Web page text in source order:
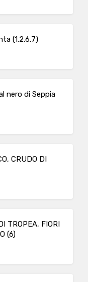
(1.2.6.7)
nero di Seppia
CRUDO DI
TROPEA, FIORI
(6)